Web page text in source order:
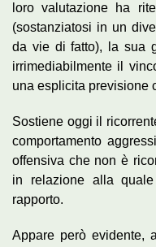
loro valutazione ha
(sostanziatosi in un
da vie di fatto), la sua
irrimediabilmente il
una esplicita previsione
Sostiene oggi il
comportamento
offensiva che non è
in relazione alla
rapporto.
Appare però evidente,